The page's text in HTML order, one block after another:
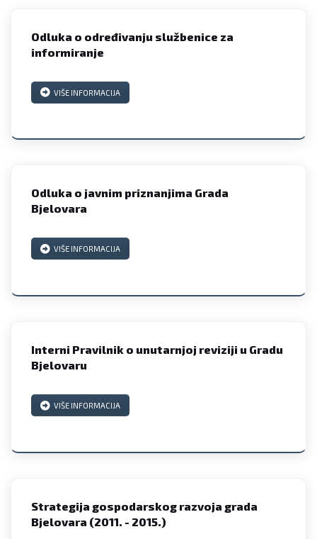
Odluka o određivanju službenice za
informiranje
VIŠE INFORMACIJA
Odluka o javnim priznanjima Grada
Bjelovara
VIŠE INFORMACIJA
Interni Pravilnik o unutarnjoj reviziji u Gradu
Bjelovaru
VIŠE INFORMACIJA
Strategija gospodarskog razvoja grada
Bjelovara (2011. - 2015.)